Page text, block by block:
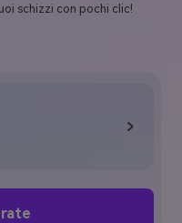
schizzi con pochi clic!